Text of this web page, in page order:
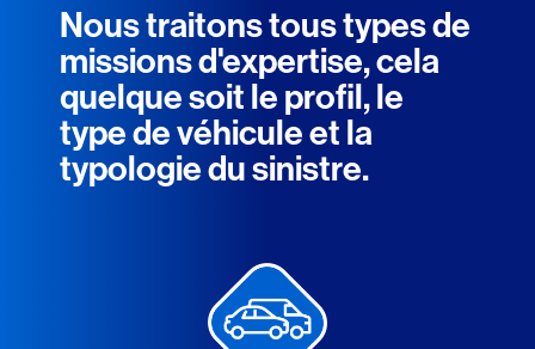
Nous traitons tous types de
missions d'expertise, cela
quelque soit le profil, le
type de véhicule et la
typologie du sinistre.